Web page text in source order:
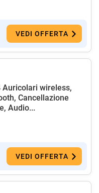
VEDI OFFERTA
Auricolari wireless,
Cancellazione
Audio...
VEDI OFFERTA